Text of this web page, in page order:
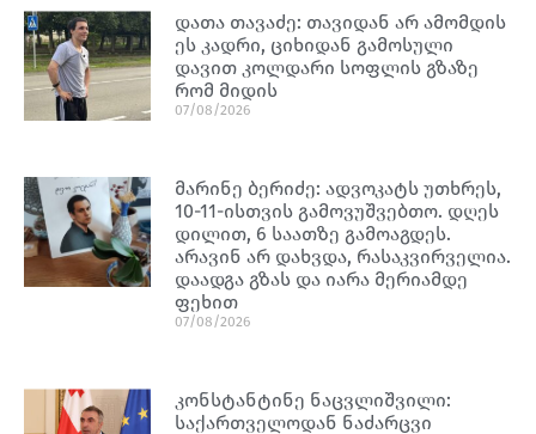
დათა თავაძე: თავიდან არ ამომდის
ეს კადრი, ციხიდან გამოსული
დავით კოლდარი სოფლის გზაზე
რომ მიდის
07/08/2026
მარინე ბერიძე: ადვოკატს უთხრეს,
10-11-ისთვის გამოვუშვებთო. დღეს
დილით, 6 საათზე გამოაგდეს.
არავინ არ დახვდა, რასაკვირველია.
დაადგა გზას და იარა მერიამდე
ფეხით
07/08/2026
კონსტანტინე ნაცვლიშვილი:
საქართველოდან ნაძარცვი